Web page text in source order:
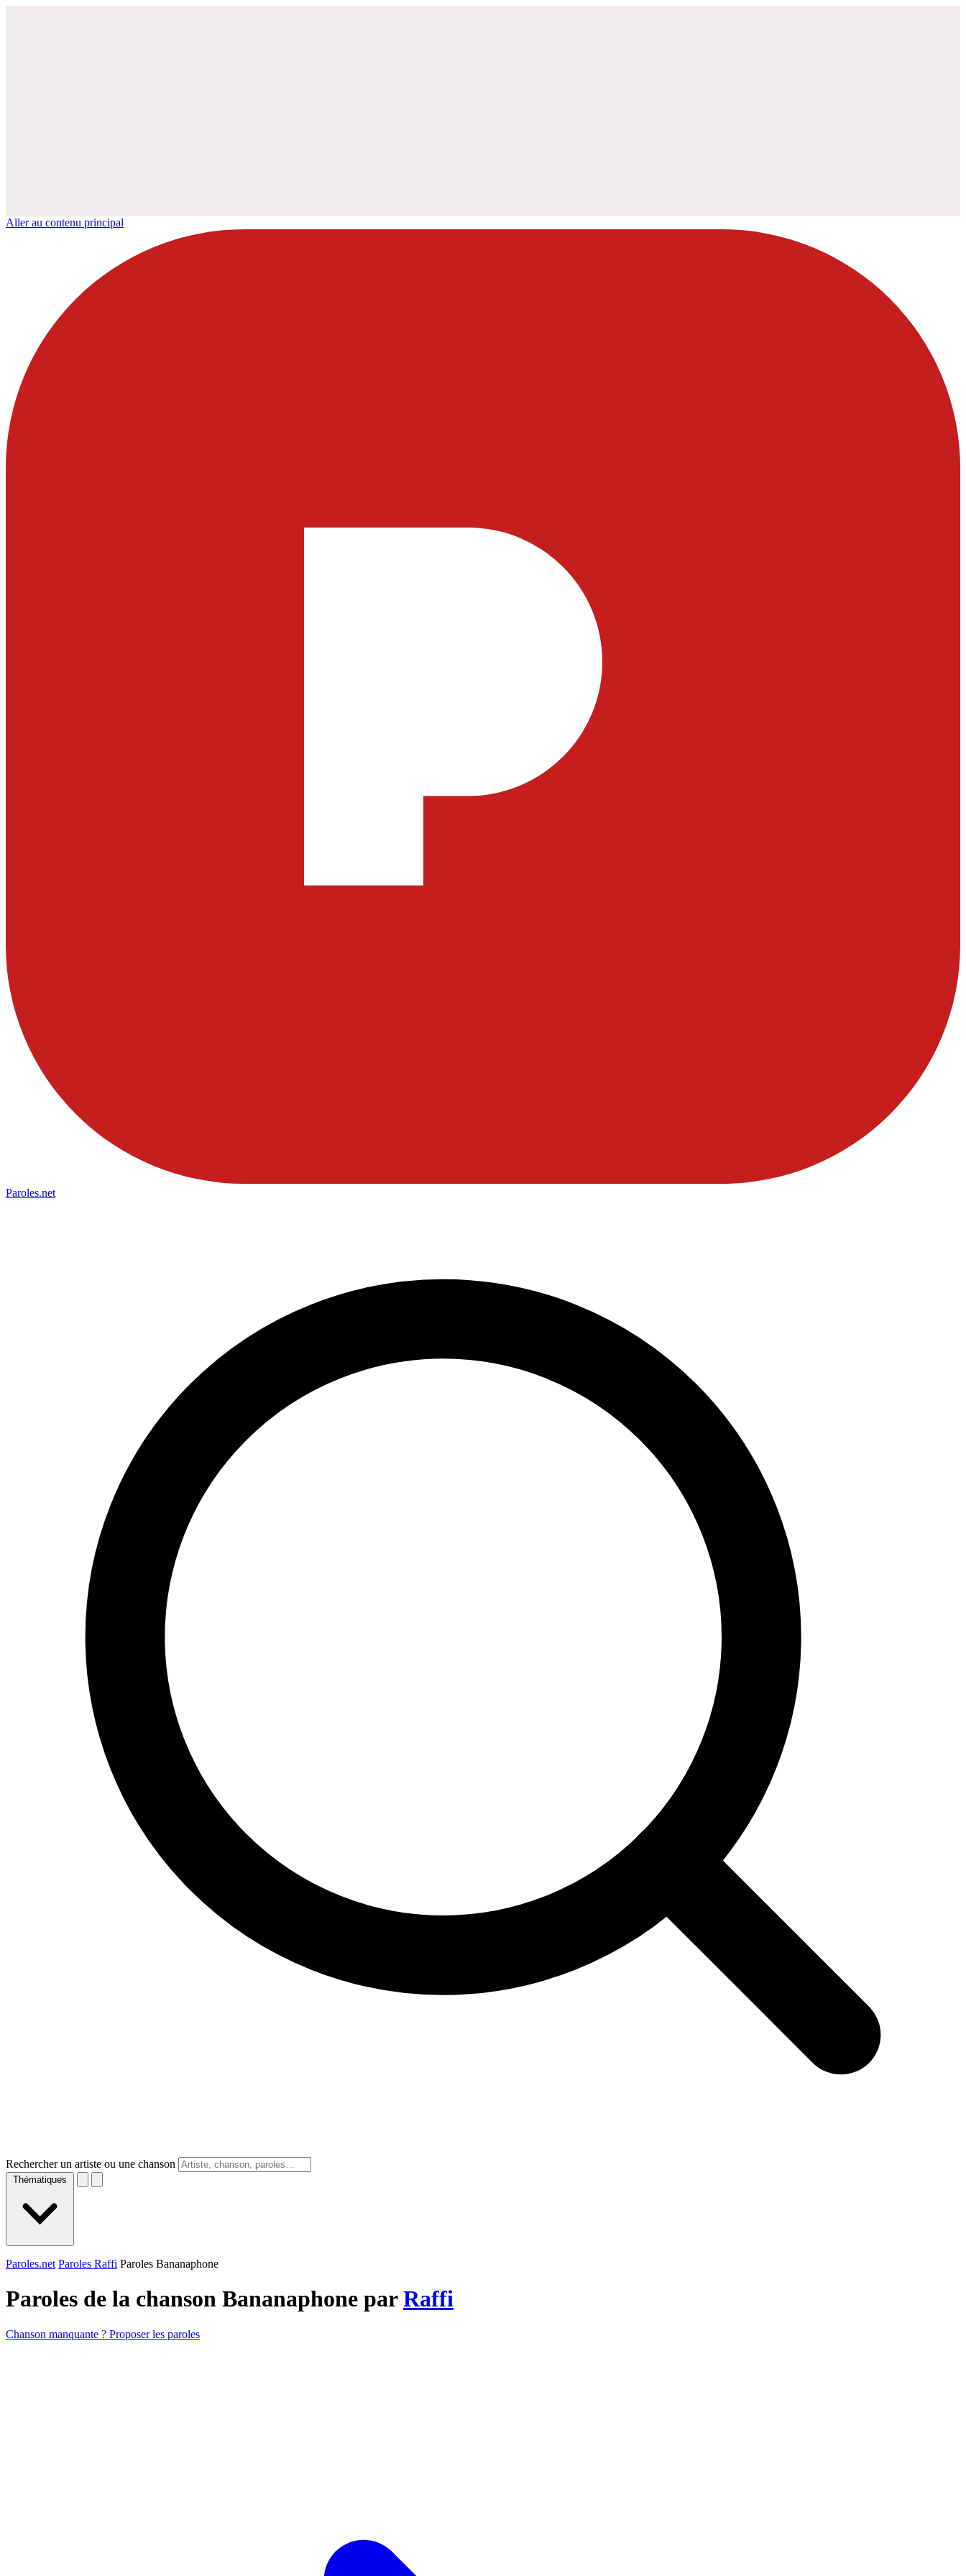
Aller au contenu principal
Paroles.net
Rechercher un artiste ou une chanson
Thématiques
Paroles.net Paroles Raffi Paroles Bananaphone
Paroles de la chanson Bananaphone parRaffi
Chanson manquante ? Proposer les paroles